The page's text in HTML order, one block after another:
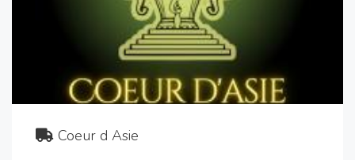
Coeur d Asie